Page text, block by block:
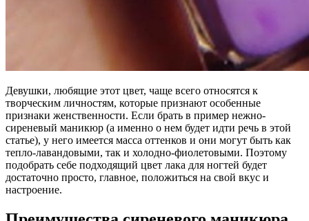
Девушки, любящие этот цвет, чаще всего относятся к
творческим личностям, которые признают особенные
признаки женственности. Если брать в пример нежно-
сиреневый маникюр (а именно о нем будет идти речь в этой
статье), у него имеется масса оттенков и они могут быть как
тепло-лавандовыми, так и холодно-фиолетовыми. Поэтому
подобрать себе подходящий цвет лака для ногтей будет
достаточно просто, главное, положиться на свой вкус и
настроение.